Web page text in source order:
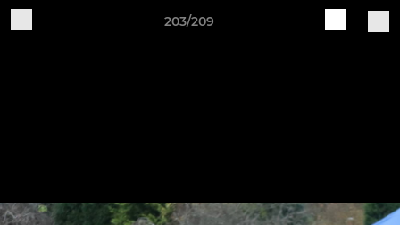
203/209